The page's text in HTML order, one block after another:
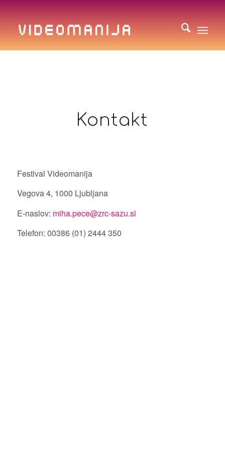
Kontakt
Festival Videomanija
Vegova 4, 1000 Ljubljana
E-naslov: miha.pece@zrc-sazu.si
Telefon: 00386 (01) 2444 350